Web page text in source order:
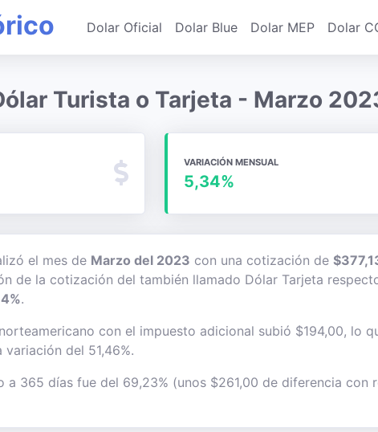
Dolar Oficial Dolar Blue Dolar MEP Dolar
Turista o Tarjeta - Marzo
VARIACIÓN MENSUAL
5,34%
el mes de Marzo del 2023 con una cotización de
de la cotización del también llamado Dólar Tarjeta
.
con el impuesto adicional subió $194,00, lo
del 51,46%.
a 365 días fue del 69,23% (unos $261,00 de diferencia con